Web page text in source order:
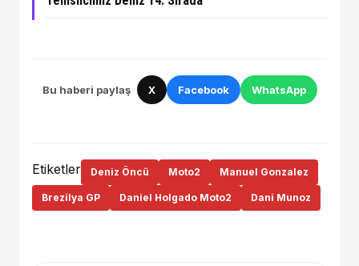
Bu haberi paylaş X Facebook WhatsApp
Etiketler Deniz Öncü Moto2 Manuel Gonzalez
Brezilya GP Daniel Holgado Moto2 Dani Munoz